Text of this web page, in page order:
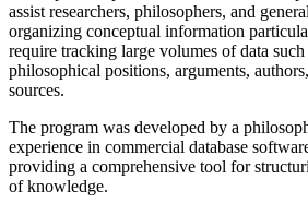
assist researchers, philosophers, and
organizing conceptual information
require tracking large volumes of data such
philosophical positions, arguments,
sources.
The program was developed by a
experience in commercial database
providing a comprehensive tool for
of knowledge.